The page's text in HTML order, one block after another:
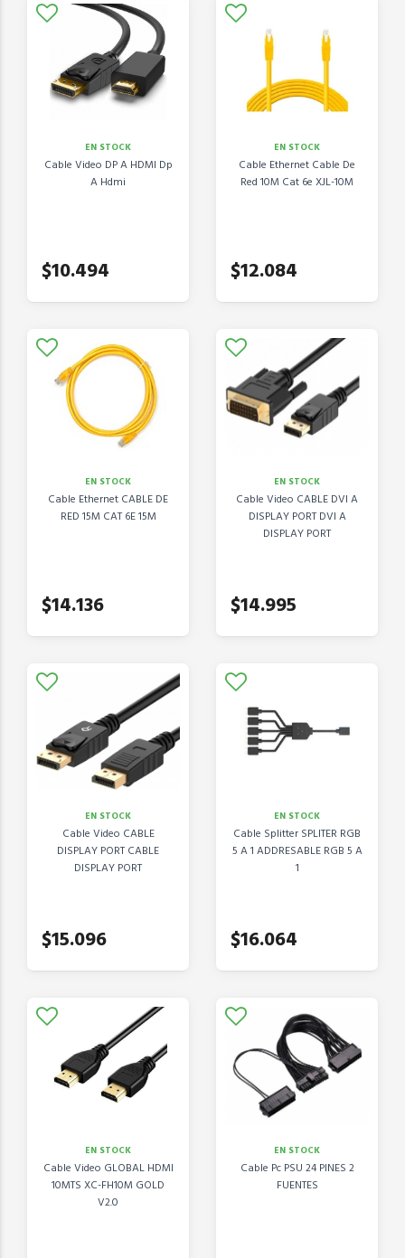
EN STOCK
Cable Video DP A HDMI Dp
A Hdmi
$10.494
EN STOCK
Cable Ethernet Cable De
Red 10M Cat 6e XJL-10M
$12.084
EN STOCK
Cable Ethernet CABLE DE
RED 15M CAT 6E 15M
$14.136
EN STOCK
Cable Video CABLE DVI A
DISPLAY PORT DVI A
DISPLAY PORT
$14.995
EN STOCK
Cable Video CABLE
DISPLAY PORT CABLE
DISPLAY PORT
$15.096
EN STOCK
Cable Splitter SPLITER RGB
5 A 1 ADDRESABLE RGB 5 A
1
$16.064
EN STOCK
Cable Video GLOBAL HDMI
10MTS XC-FH10M GOLD
V2.0
EN STOCK
Cable Pc PSU 24 PINES 2
FUENTES